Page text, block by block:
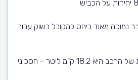
נמוכה מאוד ביחס למקובל בשוק עבור
צריכת הדלק המשולבת של הרכב היא 18.2 ק"מ ליטר - חסכוני